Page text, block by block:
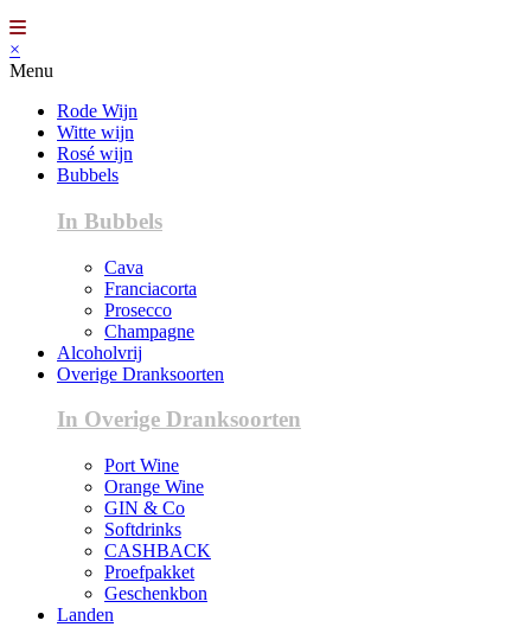
×
Menu
Rode Wijn
Witte wijn
Rosé wijn
Bubbels
In Bubbels
Cava
Franciacorta
Prosecco
Champagne
Alcoholvrij
Overige Dranksoorten
In Overige Dranksoorten
Port Wine
Orange Wine
GIN & Co
Softdrinks
CASHBACK
Proefpakket
Geschenkbon
Landen